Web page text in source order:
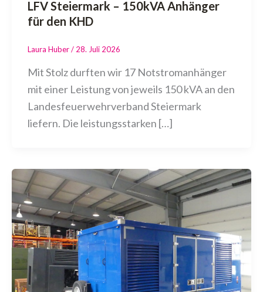
LFV Steiermark – 150kVA Anhänger
für den KHD
Laura Huber/ 28. Juli 2026
Mit Stolz durften wir 17 Notstromanhänger
mit einer Leistung von jeweils 150 kVA an den
Landesfeuerwehrverband Steiermark
liefern. Die leistungsstarken […]